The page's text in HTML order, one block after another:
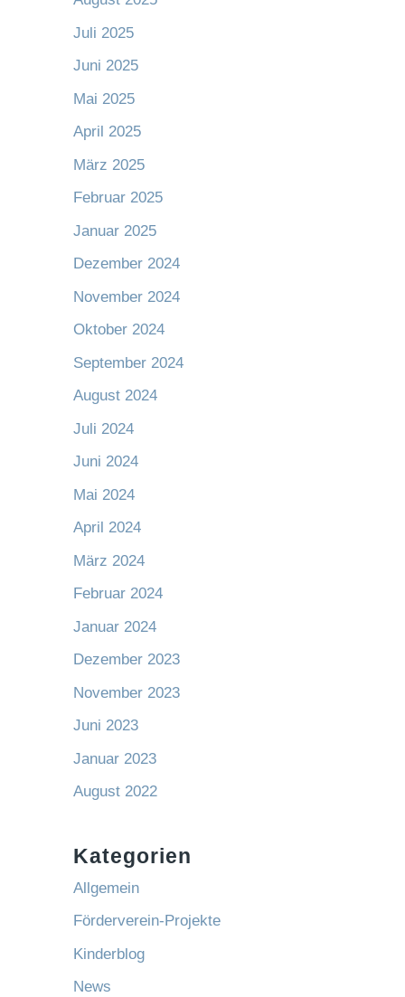
Juli 2025
Juni 2025
Mai 2025
April 2025
März 2025
Februar 2025
Januar 2025
Dezember 2024
November 2024
Oktober 2024
September 2024
August 2024
Juli 2024
Juni 2024
Mai 2024
April 2024
März 2024
Februar 2024
Januar 2024
Dezember 2023
November 2023
Juni 2023
Januar 2023
August 2022
Kategorien
Allgemein
Förderverein-Projekte
Kinderblog
News